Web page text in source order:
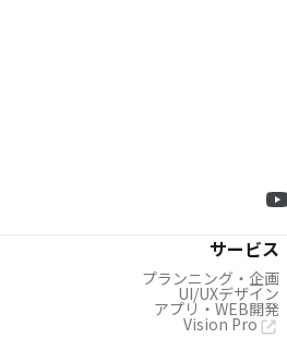
サービス
プランニング・企画
UI/UXデザイン
アプリ・WEB開発
Vision Pro